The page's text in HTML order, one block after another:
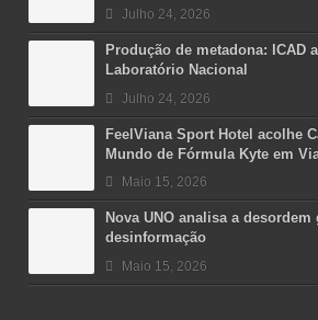
Julho 24, 2026
Produção de metadona: ICAD
Laboratório Nacional
Julho 24, 2026
FeelViana Sport Hotel acolhe
Mundo de Fórmula Kyte em
Maio 15, 2026
Nova UNO analisa a
desinformação
Maio 15, 2026